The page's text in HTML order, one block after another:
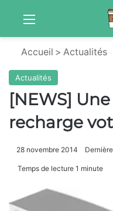
Accueil > Actualités
Actualités
[NEWS]
recharge
28 novembre 2014
Temps de lecture 1 minute